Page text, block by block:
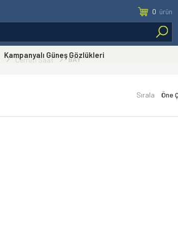
0 ürün
Kampanyalı Güneş Gözlükleri
Cerruti Saat BAY
Sırala